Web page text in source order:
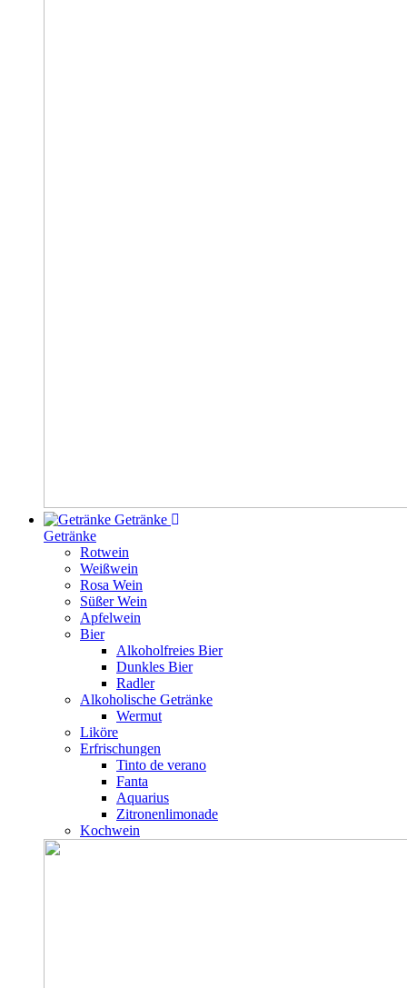
Getränke
Getränke
Rotwein
Weißwein
Rosa Wein
Süßer Wein
Apfelwein
Bier
Alkoholfreies Bier
Dunkles Bier
Radler
Alkoholische Getränke
Wermut
Liköre
Erfrischungen
Tinto de verano
Fanta
Aquarius
Zitronenlimonade
Kochwein